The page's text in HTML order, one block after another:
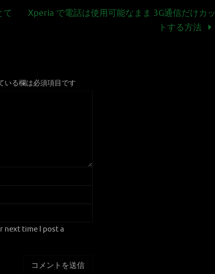
て
Xperia で電話は使用可能なまま 3G通信だけカッ
トする方法
いる欄は必須項目です
next time I post a